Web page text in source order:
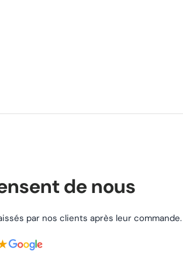
de nous
par nos clients après leur commande.